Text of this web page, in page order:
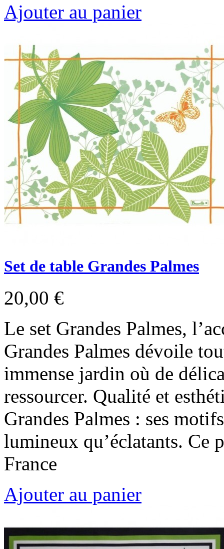
Ajouter au panier
Set de table Grandes Palmes
20,00 €
Le set Grandes Palmes,
Grandes Palmes dévoile
immense jardin où de
ressourcer. Qualité et
Grandes Palmes : ses
lumineux qu’éclatants. Ce
France
Ajouter au panier